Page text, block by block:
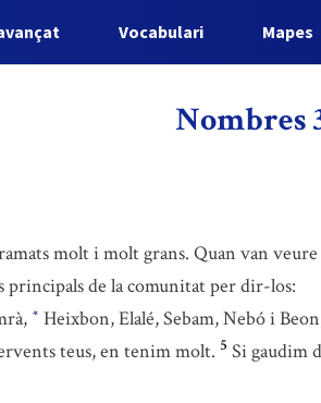
Vocabulari Mapes
Nombres
molt i molt grans. Quan van veure
principals de la comunitat per dir-los:
* Heixbon, Elalé, Sebam, Nebó i
teus, en tenim molt. 5 Si gaudim